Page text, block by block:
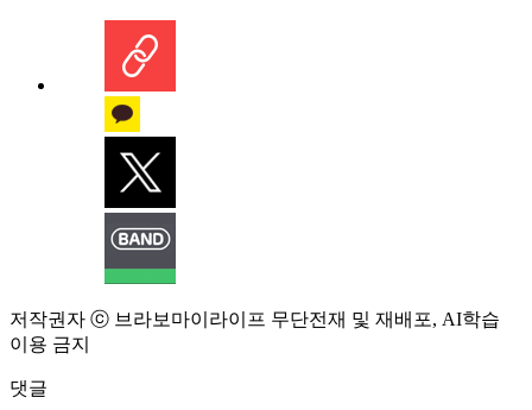
저작권자 ⓒ 브라보마이라이프 무단전재 및 재배포, AI학습
이용 금지
댓글